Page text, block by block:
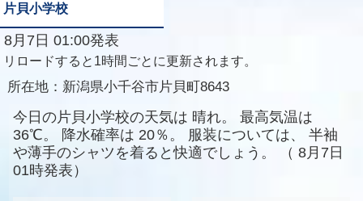
片貝小学校
8月7日 01:00発表
リロードすると1時間ごとに更新されます。
所在地： 新潟県小千谷市片貝町8643
今日の片貝小学校の天気は 晴れ。
最高気温は
36℃。
降水確率は 20％。 服装については、
半袖
や薄手のシャツを着ると快適でしょう。
（ 8月7日
01時発表）